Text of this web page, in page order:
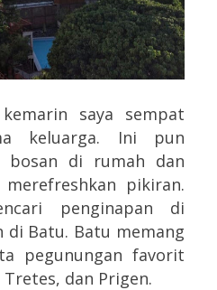
saya sempat
keluarga. Ini pun
bosan di rumah dan
pikiran.
penginapan di
di Batu. Batu memang
pegunungan favorit
Tretes, dan Prigen.